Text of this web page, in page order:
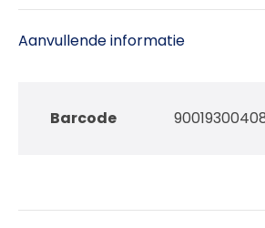
Aanvullende informatie
Barcode